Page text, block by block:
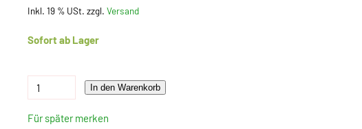
Inkl. 19 % USt. zzgl.Versand
Sofort ab Lager
In den Warenkorb
Für später merken